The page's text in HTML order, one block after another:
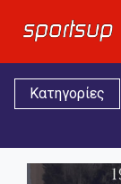
Κατηγορίες